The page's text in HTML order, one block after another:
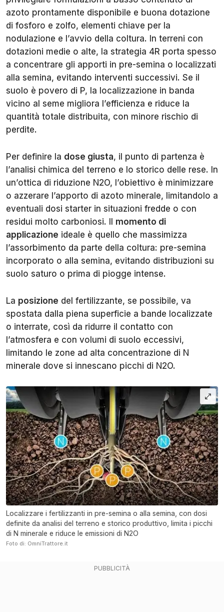
azoto prontamente disponibile e buona dotazione
di fosforo e zolfo, elementi chiave per la
nodulazione e l’avvio della coltura. In terreni con
dotazioni medie o alte, la strategia 4R porta spesso
a concentrare gli apporti in pre-semina o localizzati
alla semina, evitando interventi successivi. Se il
suolo è povero di P, la localizzazione in banda
vicino al seme migliora l’efficienza e riduce la
quantità totale distribuita, con minore rischio di
perdite.
Per definire la dose giusta, il punto di partenza è
l’analisi chimica del terreno e lo storico delle rese. In
un’ottica di riduzione N2O, l’obiettivo è minimizzare
o azzerare l’apporto di azoto minerale, limitandolo a
eventuali dosi starter in situazioni fredde o con
residui molto carboniosi. Il momento di
applicazione ideale è quello che massimizza
l’assorbimento da parte della coltura: pre-semina
incorporato o alla semina, evitando distribuzioni su
suolo saturo o prima di piogge intense.
La posizione del fertilizzante, se possibile, va
spostata dalla piena superficie a bande localizzate
o interrate, così da ridurre il contatto con
l’atmosfera e con volumi di suolo eccessivi,
limitando le zone ad alta concentrazione di N
minerale dove si innescano picchi di N2O.
Localizzare i fertilizzanti in pre-semina o alla semina, con dosi
definite da analisi del terreno e storico produttivo, limita i picchi
di N minerale e riduce le emissioni di N2O
Foto di: OmniTrattore.it